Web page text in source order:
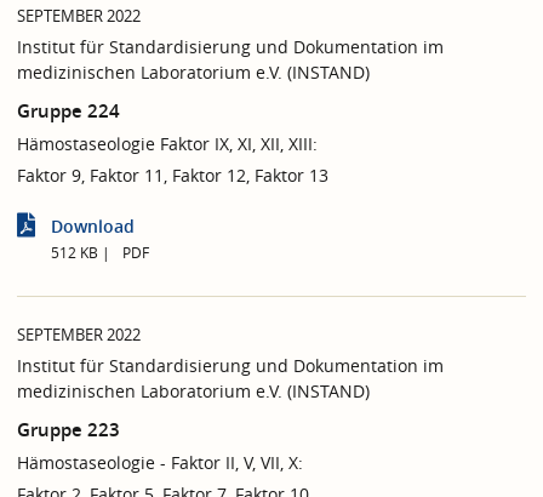
SEPTEMBER 2022
Institut für Standardisierung und Dokumentation im
medizinischen Laboratorium e.V. (INSTAND)
Gruppe 224
Hämostaseologie Faktor IX, XI, XII, XIII:
Faktor 9, Faktor 11, Faktor 12, Faktor 13
Download
512 KB PDF
SEPTEMBER 2022
Institut für Standardisierung und Dokumentation im
medizinischen Laboratorium e.V. (INSTAND)
Gruppe 223
Hämostaseologie - Faktor II, V, VII, X: